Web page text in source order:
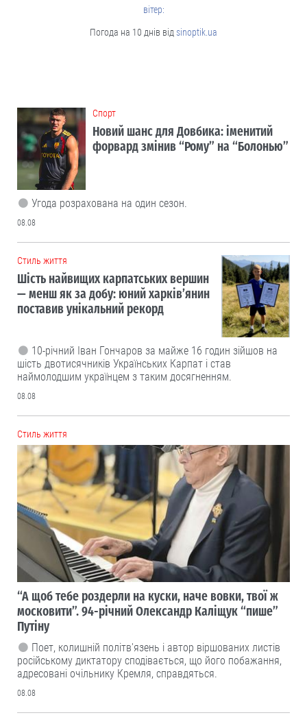
вітер:
Погода на 10 днів від sinoptik.ua
Cпорт
Новий шанс для Довбика: іменитий
форвард змінив “Рому” на “Болонью”
Угода розрахована на один сезон.
08.08
Cтиль життя
Шість найвищих карпатських вершин
— менш як за добу: юний харків’янин
поставив унікальний рекорд
10-річний Іван Гончаров за майже 16 годин зійшов на
шість двотисячників Українських Карпат і став
наймолодшим українцем з таким досягненням.
08.08
Cтиль життя
“А щоб тебе роздерли на куски, наче вовки, твої ж
московити”. 94-річний Олександр Каліщук “пише”
Путіну
Поет, колишній політв'язень і автор віршованих листів
російському диктатору сподівається, що його побажання,
адресовані очільнику Кремля, справдяться.
08.08